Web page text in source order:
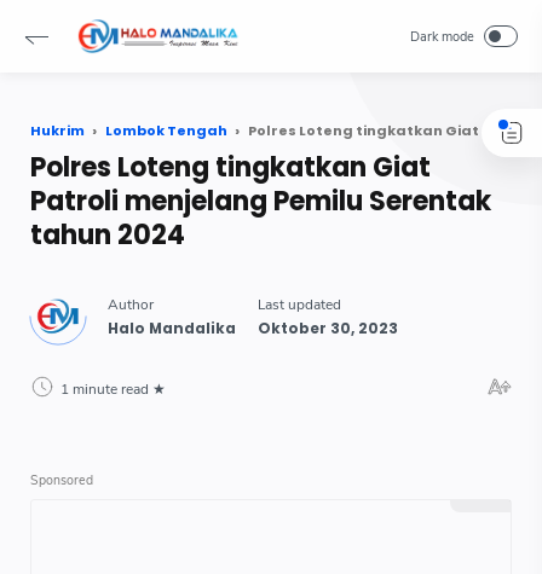
Hukrim Lombok Tengah Polres Loteng tingkatkan Giat Patroli menjelang Pemilu Serentak tahun 2024
Polres Loteng tingkatkan Giat
Patroli menjelang Pemilu Serentak
tahun 2024
1 minute read